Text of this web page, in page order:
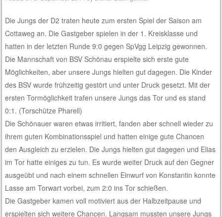
Die Jungs der D2 traten heute zum ersten Spiel der Saison am
Cottaweg an. Die Gastgeber spielen in der 1. Kreisklasse und
hatten in der letzten Runde 9:0 gegen SpVgg Leipzig gewonnen.
Die Mannschaft von BSV Schönau erspielte sich erste gute
Möglichkeiten, aber unsere Jungs hielten gut dagegen. Die Kinder
des BSV wurde frühzeitig gestört und unter Druck gesetzt. Mit der
ersten Tormöglichkeit trafen unsere Jungs das Tor und es stand
0:1. (Torschütze Pharell)
Die Schönauer waren etwas irritiert, fanden aber schnell wieder zu
ihrem guten Kombinationsspiel und hatten einige gute Chancen
den Ausgleich zu erzielen. Die Jungs hielten gut dagegen und Elias
im Tor hatte einiges zu tun. Es wurde weiter Druck auf den Gegner
ausgeübt und nach einem schnellen Einwurf von Konstantin konnte
Lasse am Torwart vorbei, zum 2:0 ins Tor schießen.
Die Gastgeber kamen voll motiviert aus der Halbzeitpause und
erspielten sich weitere Chancen. Langsam mussten unsere Jungs